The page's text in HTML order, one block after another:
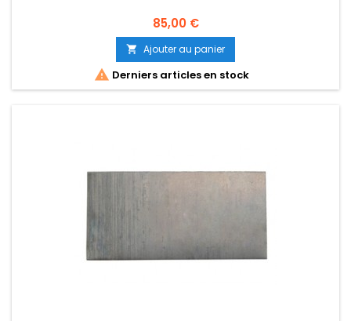
Prix
85,00 €
 Ajouter au panier
 Derniers articles en stock